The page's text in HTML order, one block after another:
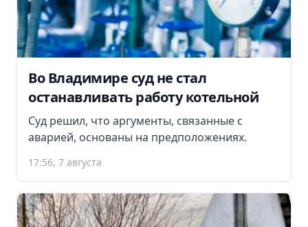
Во Владимире суд не стал
останавливать работу котельной
Суд решил, что аргументы, связанные с
аварией, основаны на предположениях.
17:56, 7 августа